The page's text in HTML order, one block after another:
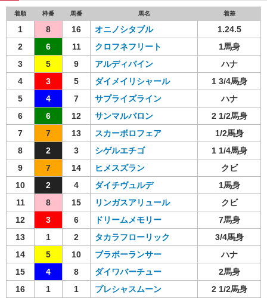
着順 枠番 馬番 馬名 着差
1 8 16 オニノシタブル
1.24.5
2
6 11 クロフネフリート
1馬身
3
5 9 アルディバイン
ハナ
4
3 5 ダイメイリシャール
1 3/4馬身
5
4 7 サプライズライン
ハナ
6
6 12 サンマルバロン
2 1/2馬身
7
7 13 スカーボロフェア
1/2馬身
8
2 3 シゲルエチゴ
1 1/4馬身
9
7 14 ヒメスズラン
クビ
10
2 4 ダイチヴュルデ
1馬身
11
8 15 リンガスアリュール
クビ
12
3 6 ドリームメモリー
7馬身
13
1 2 タカラフローリック
3/4馬身
14
5 10 ブラボーランサー
ハナ
15
4 8 ダイワバーチュー
2馬身
16
1 1 プレシャスムーン 2 1/2馬身